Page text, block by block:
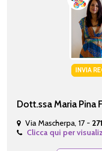
INVIA
Dott.ssa Maria Pina
Via Mascherpa, 17 -
Clicca qui per